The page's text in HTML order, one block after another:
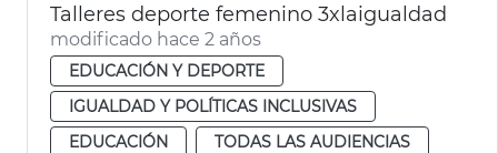
Talleres deporte femenino 3xlaigualdad
modificado hace 2 años
EDUCACIÓN Y DEPORTE
IGUALDAD Y POLÍTICAS INCLUSIVAS
EDUCACIÓN
TODAS LAS AUDIENCIAS